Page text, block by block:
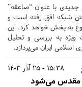
جدیدی با عنوان “صاعقه”
شبکه افق رفته است و
به پخش خواهد کرد. این
ویژه به بررسی و تحلیل
ایران می‌پردازد.
15:38 - 25 آذر 1403
مقدس می‌شود